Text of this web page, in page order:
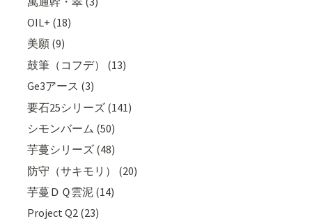
OIL+ (18)
美願 (9)
鼓筆（コフデ） (13)
Ge3アース (3)
要石25シリーズ (141)
シモンバーム (50)
芋蔓シリーズ (48)
防守（サキモリ） (20)
芋蔓ＤＱ雲泥 (14)
Project Q2 (23)